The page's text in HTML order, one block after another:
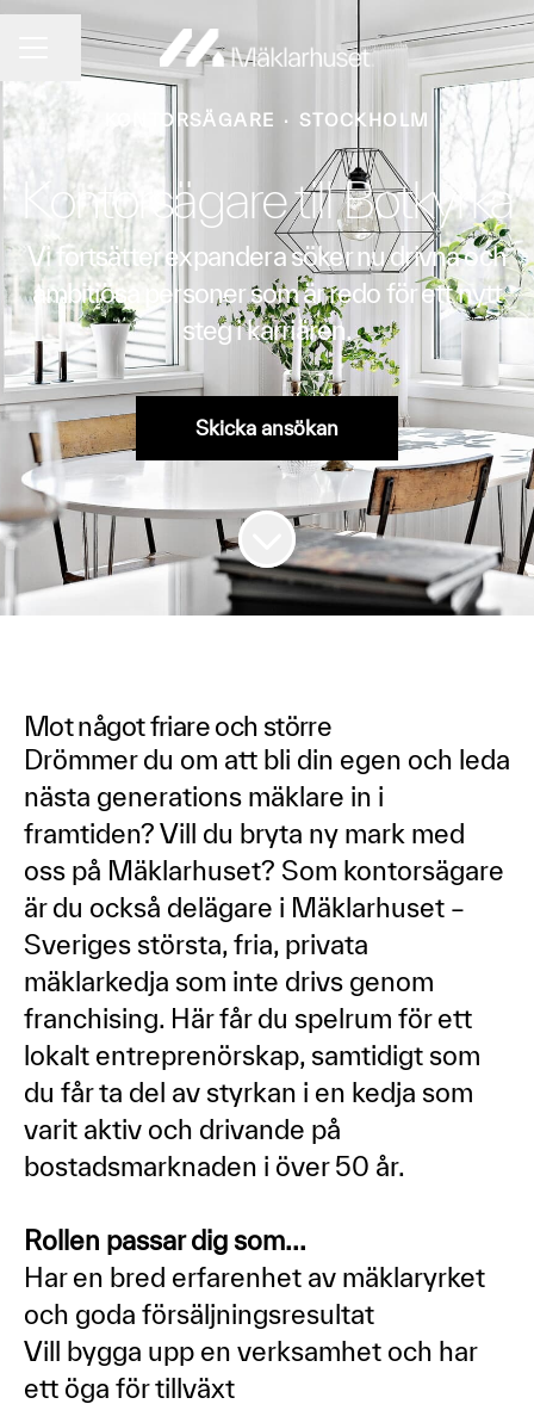
KARRIÄRMENY
Dela sidan
KONTORSÄGARE · STOCKHOLM
Kontorsägare till Botkyrka
Vi fortsätter expandera söker nu drivna och
ambitiösa personer som är redo för ett nytt
steg i karriären.
Skicka ansökan
Mot något friare och större
Drömmer du om att bli din egen och leda
nästa generations mäklare in i
framtiden? Vill du bryta ny mark med
oss på Mäklarhuset? Som kontorsägare
är du också delägare i Mäklarhuset –
Sveriges största, fria, privata
mäklarkedja som inte drivs genom
franchising. Här får du spelrum för ett
lokalt entreprenörskap, samtidigt som
du får ta del av styrkan i en kedja som
varit aktiv och drivande på
bostadsmarknaden i över 50 år.
Rollen passar dig som...
Har en bred erfarenhet av mäklaryrket
och goda försäljningsresultat
Vill bygga upp en verksamhet och har
ett öga för tillväxt